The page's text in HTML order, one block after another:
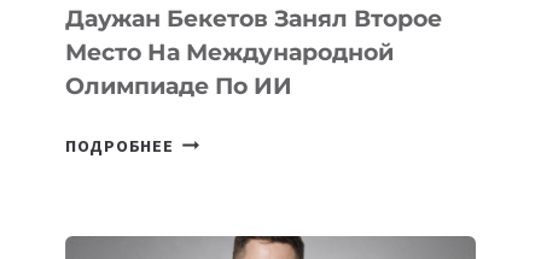
Даужан Бекетов Занял Второе
Место На Международной
Олимпиаде По ИИ
ПОДРОБНЕЕ КАЗАХСТАНСКИЙ